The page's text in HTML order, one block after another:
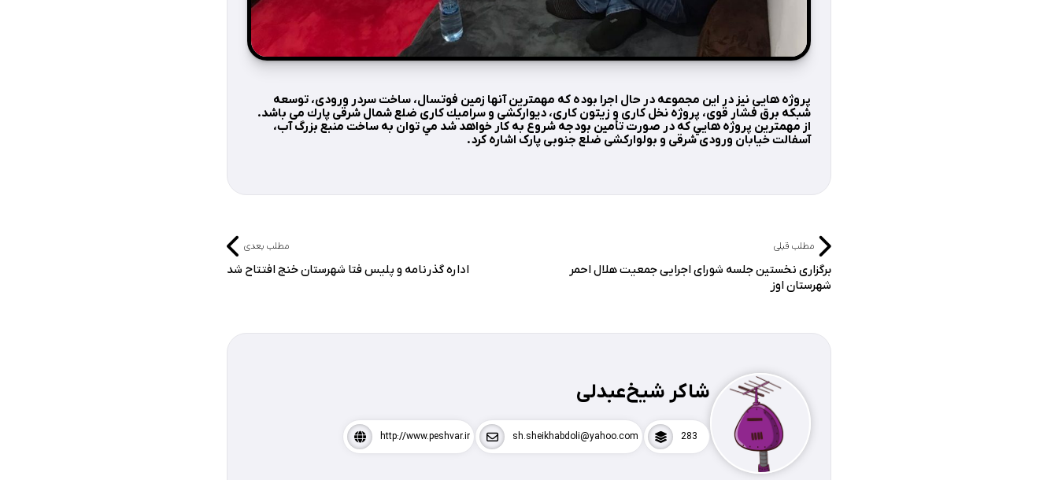
پروژه هايی نيز در اين مجموعه در حال اجرا بوده كه مهمترين آنها زمين فوتسال، ساخت سردر ورودی، توسعه
شبكه برق فشار قوی، پروژه نخل كاری و زيتون كاری، ديواركشی و سراميك كاری ضلع شمال شرقی پارك می باشد.
از مهمترين پروژه هايي كه در صورت تأمين بودجه شروع به كار خواهد شد مي توان به ساخت منبع بزرگ آب،
آسفالت خيابان ورودی شرقی و بولواركشی ضلع جنوبی پارک اشاره كرد.
مطلب قبلی
برگزاری نخستین جلسه شورای اجرایی جمعیت هلال احمر
شهرستان اوز
مطلب بعدی
اداره گذرنامه و پلیس فتا شهرستان خنج افتتاح شد
شاکر شیخ‌عبدلی
283
sh.sheikhabdoli@yahoo.com
http://www.peshvar.ir